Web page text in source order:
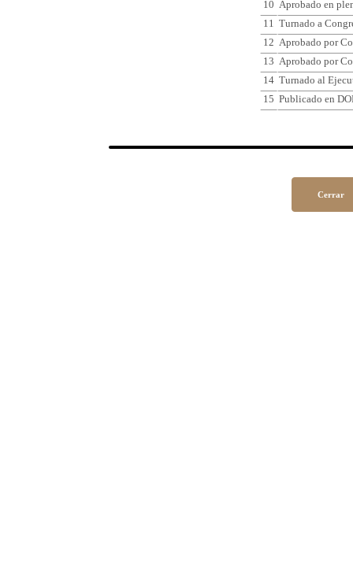
10 Aprobado en
11 Turnado a
12 Aprobado por
13 Aprobado por
14 Turnado al
15 Publicado en
Cerrar